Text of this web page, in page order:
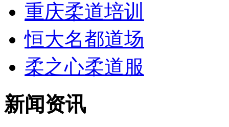
重庆柔道培训
恒大名都道场
柔之心柔道服
新闻资讯